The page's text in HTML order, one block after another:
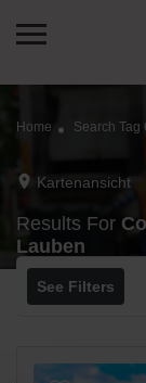
Home Search
Kartenansicht
Results For
Lauben
See Filters